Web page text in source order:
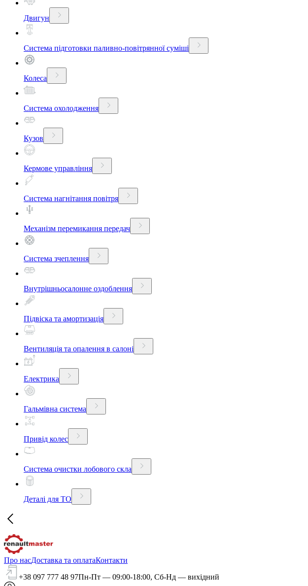
Двигун
Система підготовки паливно-повітрянної суміші
Колеса
Система охолодження
Кузов
Кермове управління
Система нагнітання повітря
Механізм перемикання передач
Система зчеплення
Внутрішньосалонне оздоблення
Підвіска та амортизація
Вентиляція та опалення в салоні
Електрика
Гальмівна система
Привід колес
Система очистки лобового скла
Деталі для ТО
Про насДоставка та оплатаКонтакти
+38 097 777 48 97Пн-Пт — 09:00-18:00, Сб-Нд — вихідний